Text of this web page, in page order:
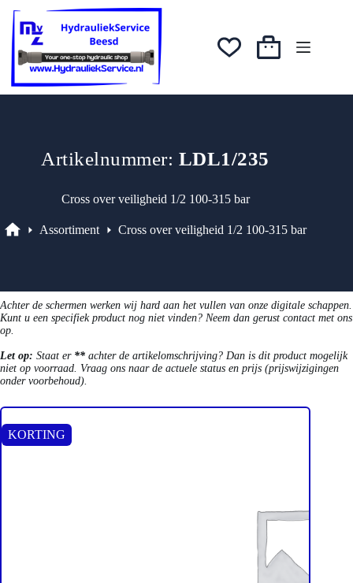
naar
inhoud
was:
€103,28.
€92,95.
Winkelwagen
Artikelnummer: LDL1/235
Cross over veiligheid 1/2 100-315 bar
Assortiment Cross over veiligheid 1/2 100-315 bar
Achter de schermen werken wij hard aan het vullen van onze digitale schappen.
Kunt u een specifiek product nog niet vinden? Neem dan gerust contact met ons
op.
Let op: Staat er ** achter de artikelomschrijving? Dan is dit product mogelijk
niet op voorraad. Vraag ons naar de actuele status en prijs (prijswijzigingen
onder voorbehoud).
KORTING